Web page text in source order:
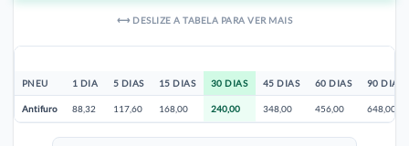
⟷ DESLIZE A TABELA PARA VER MAIS
PNEU 1 DIA 5 DIAS 15 DIAS 30 DIAS 45 DIAS 60 DIAS 90 DIAS
Antifuro 88,32 117,60 168,00 240,00 348,00 456,00 648,00